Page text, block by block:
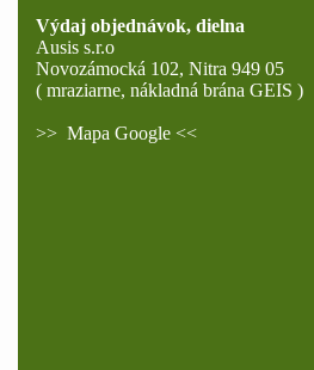
Výdaj objednávok, dielna
Ausis s.r.o
Novozámocká 102, Nitra 949 05
( mraziarne, nákladná brána GEIS )
>> Mapa Google <<